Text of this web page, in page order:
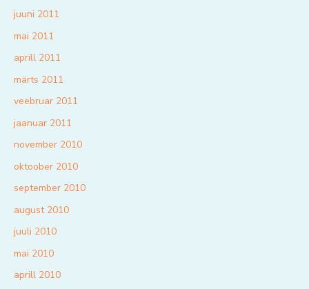
juuni 2011
mai 2011
aprill 2011
märts 2011
veebruar 2011
jaanuar 2011
november 2010
oktoober 2010
september 2010
august 2010
juuli 2010
mai 2010
aprill 2010